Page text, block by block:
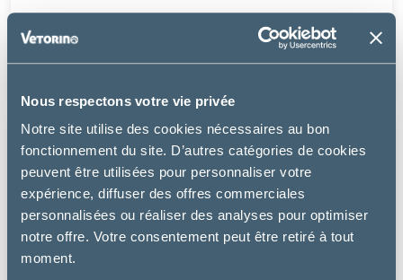
Nous respectons votre vie privée
Notre site utilise des cookies nécessaires au bon
fonctionnement du site. D’autres catégories de cookies
peuvent être utilisées pour personnaliser votre
expérience, diffuser des offres commerciales
personnalisées ou réaliser des analyses pour optimiser
notre offre. Votre consentement peut être retiré à tout
moment.
DOG URINARY S/O MODERATE CALORIE
PROMO
-2 €